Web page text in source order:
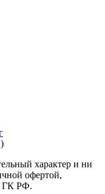
характер и ни
офертой,
ГК РФ.